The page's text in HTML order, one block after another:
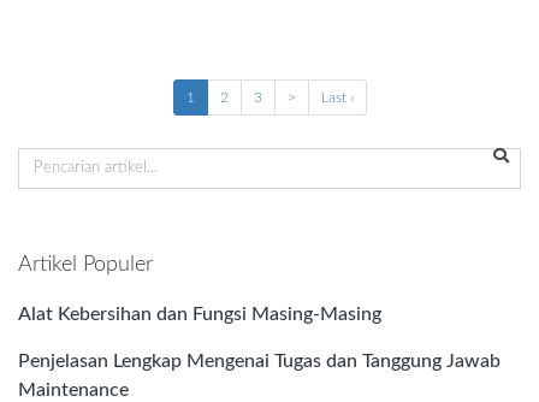
1 2 3 > Last ›
Artikel Populer
Alat Kebersihan dan Fungsi Masing-Masing
Penjelasan Lengkap Mengenai Tugas dan Tanggung Jawab
Maintenance